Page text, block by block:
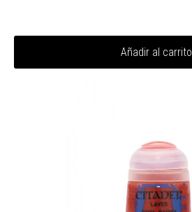
Añadir al carrito